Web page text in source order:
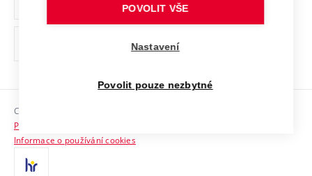
Ochrana osobních údajů
odkaz)
Sociální bezpečí
HR Award
Kontakty
Copyright © 2026 VUT
Prohlášení o přístupnosti
Informace o používání cookies
POVOLIT VŠE
Nastavení
Povolit pouze nezbytné